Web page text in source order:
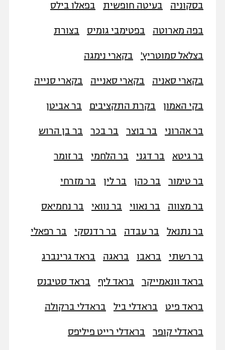
בסקוניה בעיטה חופשית בפאלו בילס
בפה מארוטה בפטימבי גומיס בצורת
בצלאל סמוטריץ' בקארי נימגה
בקארי סאניה בקארי סאנייה בקארי סנייה
בקי האמון בקרת התקציבים בר אביטן
בר אהרוני בר בוצר בר בכר בר בן הרוש
בר גיטא בר דגני בר הלחמי בר זומר
בר טימור בר כהן בר לין בר מזרחי
בר מצווה בר נאווי בר נוואי בר נחמיאס
בר נתנאל בר עבדה בר רדנסקי בר רפאלי
בר רשתי בראבו בראגה בראד גרינברג
בראד וונאמייקר בראד ליף בראד סטיבנס
בראד פיט בראדלי ביל בראדלי ברקולה
בראדלי קופר בראדלי רייט פיליפס